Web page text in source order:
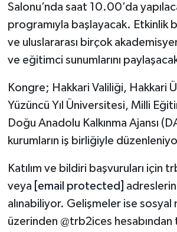
Salonu’nda saat 10.00’da
programıyla başlayacak. Etkinlik
ve uluslararası birçok
ve eğitimci sunumlarını
Kongre; Hakkari Valiliği, Hakkari
Yüzüncü Yıl Üniversitesi, Milli
Doğu Anadolu Kalkınma Ajansı
kurumların iş birliğiyle
Katılım ve bildiri başvuruları için
veya [email protected]
alınabiliyor. Gelişmeler ise sosyal
üzerinden @trb2ices hesabından